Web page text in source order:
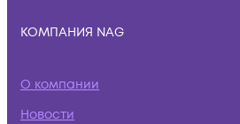
КОМПАНИЯ NAG
О компании
Новости